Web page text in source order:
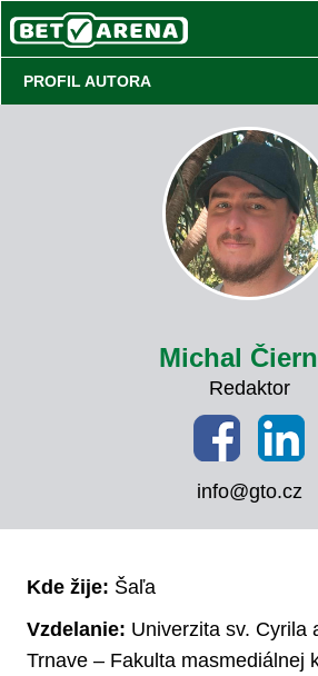
PROFIL AUTORA
Michal
Redaktor
info@gto.cz
Kde žije: Šaľa
Vzdelanie: Univerzita sv. Cyrila
Trnave – Fakulta masmediálnej